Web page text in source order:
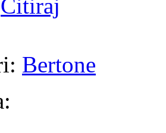
Citiraj
Bertone